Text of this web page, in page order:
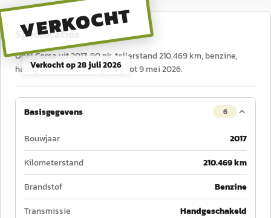
VERKOCHT
Verkocht op28 juli 2026
Specificaties
Opel Corsa uit 2017, 90 pk, tellerstand 210.469 km, benzine,
handgeschakeld. APK geldig tot 9 mei 2026.
Basisgegevens 6
Bouwjaar
2017
Kilometerstand
210.469 km
Brandstof
Benzine
Transmissie
Handgeschakeld